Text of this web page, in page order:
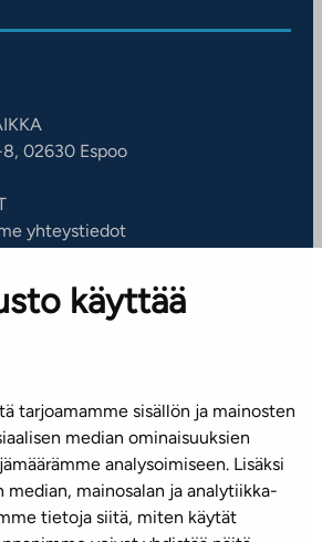
käyttää
tarjoamamme sisällön ja mainosten
median ominaisuuksien
analysoimiseen. Lisäksi
median, mainosalan ja analytiikka-
tietoja siitä, miten käytät
02630 Espoo
yhteystiedot
3777